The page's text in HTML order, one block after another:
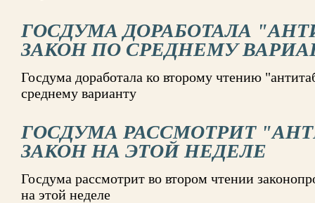
ГОСДУМА ДОРАБОТАЛА
ЗАКОН ПО СРЕДНЕМУ
Госдума доработала ко второму чтению
среднему варианту
ГОСДУМА РАССМОТРИТ
ЗАКОН НА ЭТОЙ НЕДЕЛЕ
Госдума рассмотрит во втором чтении
на этой неделе